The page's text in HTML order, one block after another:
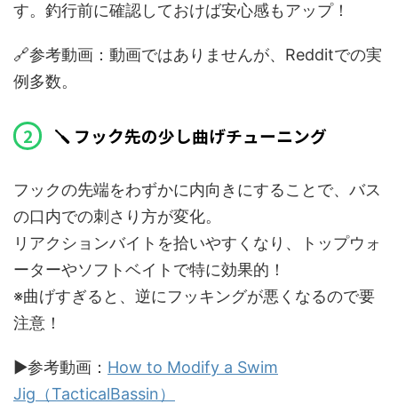
す。釣行前に確認しておけば安心感もアップ！
🔗参考動画：動画ではありませんが、Redditでの実
例多数。
🪛 フック先の少し曲げチューニング
フックの先端をわずかに内向きにすることで、バス
の口内での刺さり方が変化。
リアクションバイトを拾いやすくなり、トップウォ
ーターやソフトベイトで特に効果的！
※曲げすぎると、逆にフッキングが悪くなるので要
注意！
▶️参考動画： How to Modify a Swim
Jig（TacticalBassin）